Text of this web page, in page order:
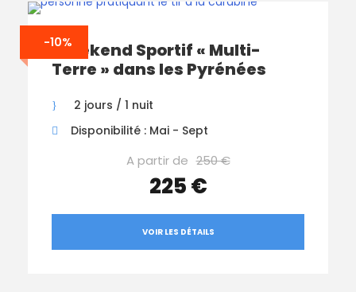
-10%
Weekend Sportif « Multi-
Terre » dans les Pyrénées
2 jours / 1 nuit
Disponibilité : Mai - Sept
A partir de 250 €
225 €
VOIR LES DÉTAILS